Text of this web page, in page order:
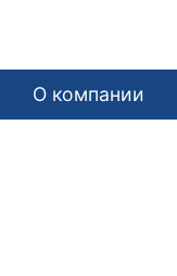
О компании